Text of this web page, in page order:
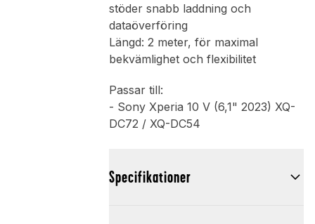
stöder snabb laddning och
dataöverföring
Längd: 2 meter, för maximal
bekvämlighet och flexibilitet
Passar till:
- Sony Xperia 10 V (6,1" 2023) XQ-
DC72 / XQ-DC54
Specifikationer